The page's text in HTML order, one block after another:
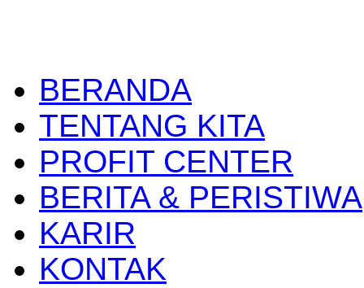
BERANDA
TENTANG KITA
PROFIT CENTER
BERITA & PERISTIWA
KARIR
KONTAK